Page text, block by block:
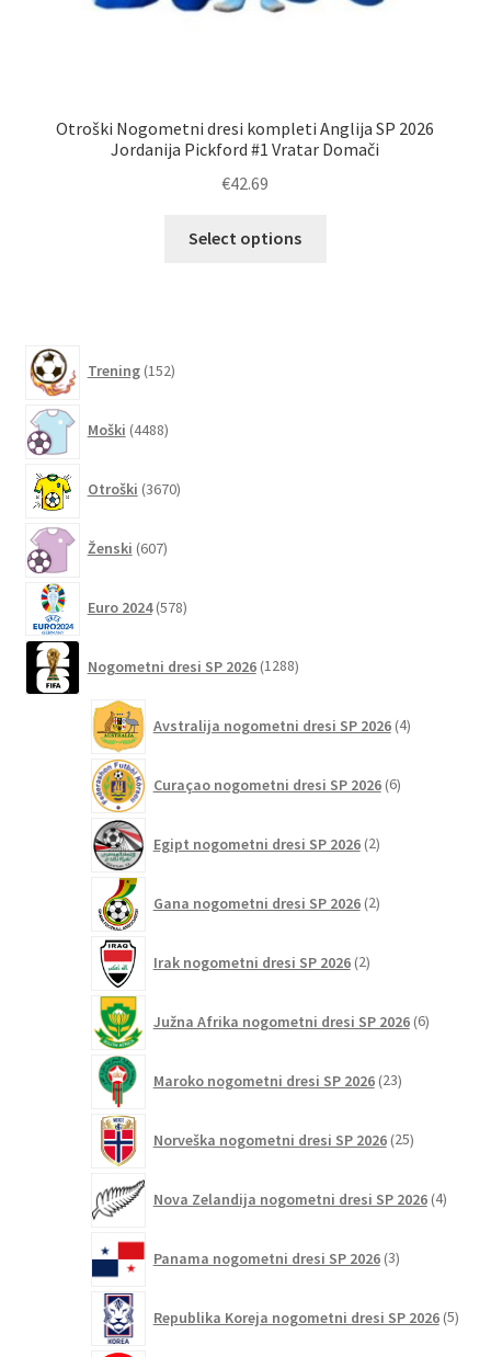
Otroški Nogometni dresi kompleti Anglija SP 2026
Jordanija Pickford #1 Vratar Domači
€42.69
Select options
Trening 152izdelkov
Moški 4488izdelkov
Otroški 3670izdelkov
Ženski 607izdelkov
Euro 2024 578izdelkov
Nogometni dresi SP 2026 1288izdelkov
Avstralija nogometni dresi SP 2026 4izdelki
Curaçao nogometni dresi SP 2026 6izdelkov
Egipt nogometni dresi SP 2026 2izdelka
Gana nogometni dresi SP 2026 2izdelka
Irak nogometni dresi SP 2026 2izdelka
Južna Afrika nogometni dresi SP 2026 6izdelkov
Maroko nogometni dresi SP 2026 23izdelkov
Norveška nogometni dresi SP 2026 25izdelkov
Nova Zelandija nogometni dresi SP 2026 4izdelki
Panama nogometni dresi SP 2026 3izdelki
Republika Koreja nogometni dresi SP 2026 5